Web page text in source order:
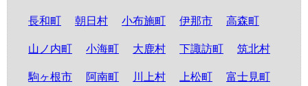
長和町 朝日村 小布施町 伊那市 高森町
山ノ内町 小海町 大鹿村 下諏訪町 筑北村
駒ヶ根市 阿南町 川上村 上松町 富士見町